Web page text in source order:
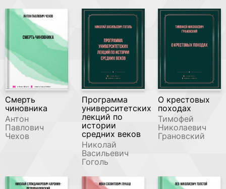
Смерть
чиновника
Антон
Павлович
Чехов
Программа
университетских
лекций по
истории
средних веков
Николай
Васильевич
Гоголь
О крестовых
походах
Тимофей
Николаевич
Грановский